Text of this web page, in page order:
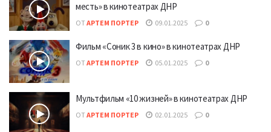
месть» в кинотеатрах ДНР
ОТ АРТЕМ ПОРТЕР 09.01.2025 0
Фильм «Соник 3 в кино» в кинотеатрах ДНР
ОТ АРТЕМ ПОРТЕР 05.01.2025 0
Мультфильм «10 жизней» в кинотеатрах ДНР
ОТ АРТЕМ ПОРТЕР 02.01.2025 0